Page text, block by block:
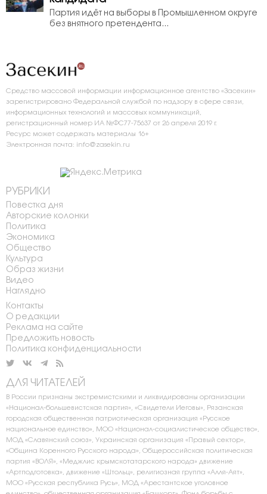
Партия идёт на выборы в Промышленном округе
без внятного претендента...
Средство массовой информации информационное агентство «Засекин»
зарегистрировано Федеральной службой по надзору в сфере связи,
информационных технологий и массовых коммуникаций,
регистрационный номер ИА №ФС77-75637 от 26 апреля 2019 г.
Ресурс может содержать материалы 16+
Электронная почта: info@zasekin.ru
РУБРИКИ
Повестка дня
Авторские колонки
Политика
Экономика
Общество
Культура
Образ жизни
Видео
Наглядно
Контакты
О редакции
Реклама на сайте
Предложить новость
Политика конфиденциальности
ДЛЯ ЧИТАТЕЛЕЙ
В России признаны экстремистскими и ликвидированы организации
«Национал-большевистская партия», «Свидетели Иеговы», Рязанская
городская общественная патриотическая организация «Русское
национальное единство», МОО «Национал-социалистическое общество»,
МОД «Славянский союз», Украинская организация «Правый сектор»,
«Община Коренного Русского народа», Общероссийская политическая
партия «ВОЛЯ», «Меджлис крымскотатарского народа» движение
«Артподготовка», движение «Штольц», религиозная группа «Алля-Аят»,
МОО «Русская республика Русь», МОД «Арестантское уголовное